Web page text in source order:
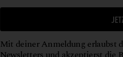
Mit deiner Anmeldung erlaubst